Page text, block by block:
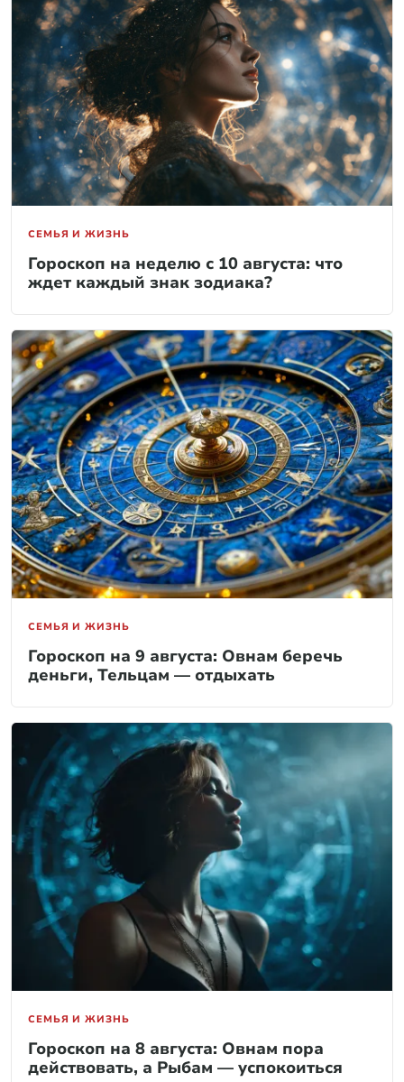
СЕМЬЯ И ЖИЗНЬ
Гороскоп на неделю с 10 августа: что
ждет каждый знак зодиака?
СЕМЬЯ И ЖИЗНЬ
Гороскоп на 9 августа: Овнам беречь
деньги, Тельцам — отдыхать
СЕМЬЯ И ЖИЗНЬ
Гороскоп на 8 августа: Овнам пора
действовать, а Рыбам — успокоиться